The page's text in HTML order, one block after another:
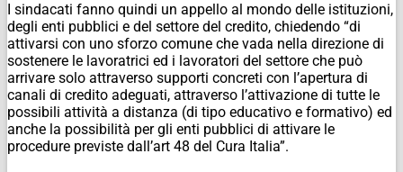
I sindacati fanno quindi un appello al mondo delle istituzioni,
degli enti pubblici e del settore del credito, chiedendo “di
attivarsi con uno sforzo comune che vada nella direzione di
sostenere le lavoratrici ed i lavoratori del settore che può
arrivare solo attraverso supporti concreti con l’apertura di
canali di credito adeguati, attraverso l’attivazione di tutte le
possibili attività a distanza (di tipo educativo e formativo) ed
anche la possibilità per gli enti pubblici di attivare le
procedure previste dall’art 48 del Cura Italia”.